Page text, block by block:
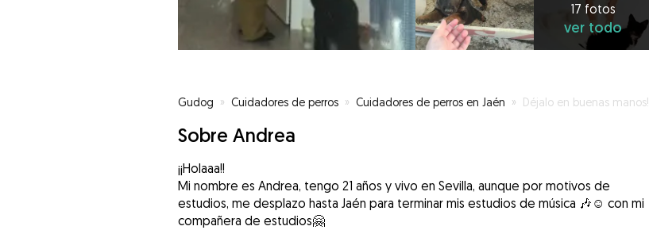
17 fotos
ver todo
Gudog » Cuidadores de perros » Cuidadores de perros en Jaén » Déjalo en buenas manos!
Sobre Andrea
¡¡Holaaa!!
Mi nombre es Andrea, tengo 21 años y vivo en Sevilla, aunque por motivos de
estudios, me desplazo hasta Jaén para terminar mis estudios de música 🎶☺️ con mi
compañera de estudios🤗